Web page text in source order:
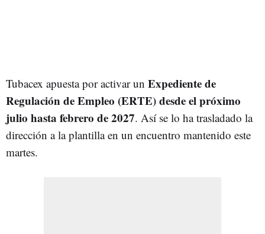
Tubacex apuesta por activar un Expediente de
Regulación de Empleo (ERTE) desde el próximo
julio hasta febrero de 2027. Así se lo ha trasladado la
dirección a la plantilla en un encuentro mantenido este
martes.